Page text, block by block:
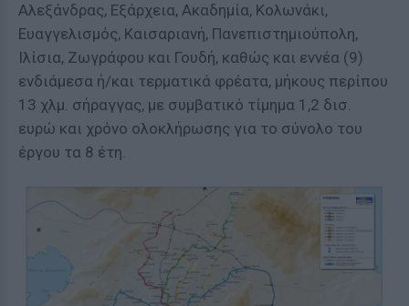
Αλεξάνδρας, Εξάρχεια, Ακαδημία, Κολωνάκι,
Ευαγγελισμός, Καισαριανή, Πανεπιστημιούπολη,
Ιλίσια, Ζωγράφου και Γουδή, καθώς και εννέα (9)
ενδιάμεσα ή/και τερματικά φρέατα, μήκους περίπου
13 χλμ. σήραγγας, με συμβατικό τίμημα 1,2 δισ.
ευρώ και χρόνο ολοκλήρωσης για το σύνολο του
έργου τα 8 έτη.